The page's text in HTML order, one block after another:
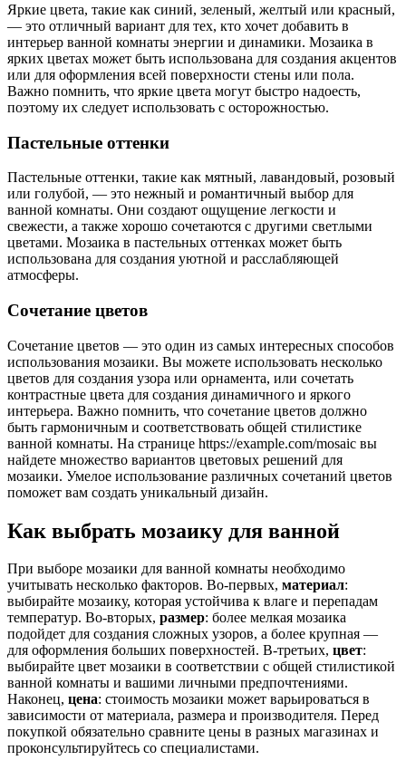
Яркие цвета, такие как синий, зеленый, желтый или красный,
— это отличный вариант для тех, кто хочет добавить в
интерьер ванной комнаты энергии и динамики. Мозаика в
ярких цветах может быть использована для создания акцентов
или для оформления всей поверхности стены или пола.
Важно помнить, что яркие цвета могут быстро надоесть,
поэтому их следует использовать с осторожностью.
Пастельные оттенки
Пастельные оттенки, такие как мятный, лавандовый, розовый
или голубой, — это нежный и романтичный выбор для
ванной комнаты. Они создают ощущение легкости и
свежести, а также хорошо сочетаются с другими светлыми
цветами. Мозаика в пастельных оттенках может быть
использована для создания уютной и расслабляющей
атмосферы.
Сочетание цветов
Сочетание цветов — это один из самых интересных способов
использования мозаики. Вы можете использовать несколько
цветов для создания узора или орнамента, или сочетать
контрастные цвета для создания динамичного и яркого
интерьера. Важно помнить, что сочетание цветов должно
быть гармоничным и соответствовать общей стилистике
ванной комнаты. На странице https://example.com/mosaic вы
найдете множество вариантов цветовых решений для
мозаики. Умелое использование различных сочетаний цветов
поможет вам создать уникальный дизайн.
Как выбрать мозаику для ванной
При выборе мозаики для ванной комнаты необходимо
учитывать несколько факторов. Во-первых, материал:
выбирайте мозаику, которая устойчива к влаге и перепадам
температур. Во-вторых, размер: более мелкая мозаика
подойдет для создания сложных узоров, а более крупная —
для оформления больших поверхностей. В-третьих, цвет:
выбирайте цвет мозаики в соответствии с общей стилистикой
ванной комнаты и вашими личными предпочтениями.
Наконец, цена: стоимость мозаики может варьироваться в
зависимости от материала, размера и производителя. Перед
покупкой обязательно сравните цены в разных магазинах и
проконсультируйтесь со специалистами.